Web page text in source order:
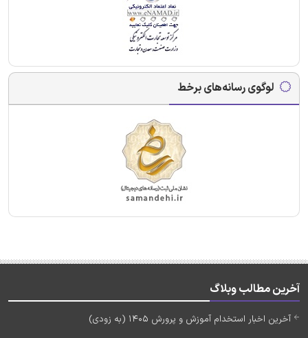
لوگوی رسانه‌های برخط
آخرین مطالب وبلاگ
آخرین اخبار استخدام آموزش و پرورش 1405 (به زودی)